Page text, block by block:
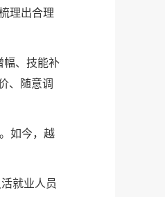
理出合理
幅、技能补
、随意调
如今，越
就业人员